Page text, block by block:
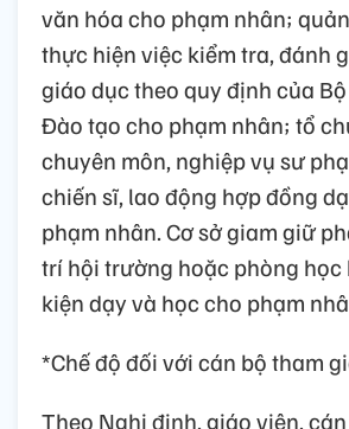
văn hóa cho phạm nhân;
thực hiện việc kiểm tra, đánh
giáo dục theo quy định của
Đào tạo cho phạm nhân; tổ
chuyên môn, nghiệp vụ sư
chiến sĩ, lao động hợp đồng
phạm nhân. Cơ sở giam giữ
trí hội trường hoặc phòng học
kiện dạy và học cho phạm
*Chế độ đối với cán bộ tham
Theo Nghị định, giáo viên,